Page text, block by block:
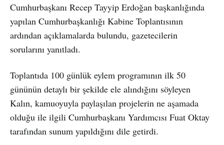
Cumhurbaşkanı Recep Tayyip Erdoğan başkanlığında
yapılan Cumhurbaşkanlığı Kabine Toplantısının
ardından açıklamalarda bulundu, gazetecilerin
sorularını yanıtladı.
Toplantıda 100 günlük eylem programının ilk 50
gününün detaylı bir şekilde ele alındığını söyleyen
Kalın, kamuoyuyla paylaşılan projelerin ne aşamada
olduğu ile ilgili Cumhurbaşkanı Yardımcısı Fuat Oktay
tarafından sunum yapıldığını dile getirdi.